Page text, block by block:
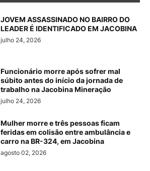
JOVEM ASSASSINADO NO BAIRRO DO
LEADER É IDENTIFICADO EM JACOBINA
julho 24, 2026
Funcionário morre após sofrer mal
súbito antes do início da jornada de
trabalho na Jacobina Mineração
julho 24, 2026
Mulher morre e três pessoas ficam
feridas em colisão entre ambulância e
carro na BR-324, em Jacobina
agosto 02, 2026